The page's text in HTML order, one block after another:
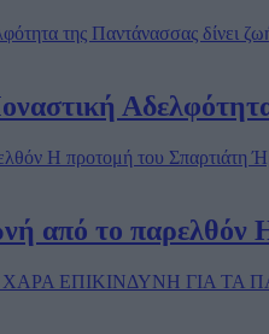
Αδελφότητα
από το